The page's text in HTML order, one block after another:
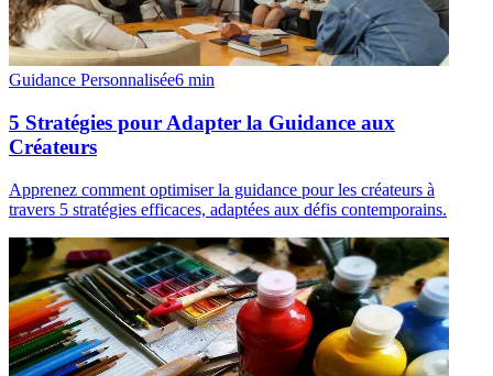
Guidance Personnalisée6 min
5 Stratégies pour Adapter la Guidance aux
Créateurs
Apprenez comment optimiser la guidance pour les créateurs à
travers 5 stratégies efficaces, adaptées aux défis contemporains.